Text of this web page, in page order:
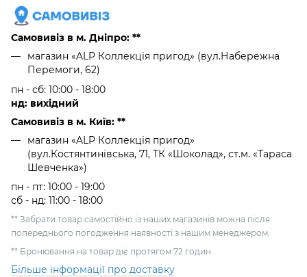
Самовивіз в м. Дніпро: **
магазин «ALP Коллекція пригод» (вул.Набережна
Перемоги, 62)
пн - сб: 10:00 - 18:00
нд: вихідний
Самовивіз в м. Київ: **
магазин «ALP Коллекція пригод»
(вул.Костянтинівська, 71, ТК «Шоколад», ст.м. «Тараса
Шевченка»)
пн - пт: 10:00 - 19:00
сб - нд: 11:00 - 18:00
** Забрати товар самостійно із наших магазинів можна після
попереднього погодження наявності з нашим менеджером.
** Бронювання на товар діє протягом 72 годин.
Більше інформації про доставку